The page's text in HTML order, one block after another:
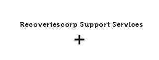
Recoveriescorp Support Services